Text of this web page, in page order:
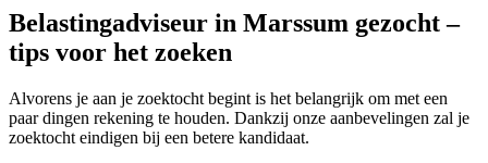
Belastingadviseur in Marssum gezocht –
tips voor het zoeken
Alvorens je aan je zoektocht begint is het belangrijk om met een
paar dingen rekening te houden. Dankzij onze aanbevelingen zal je
zoektocht eindigen bij een betere kandidaat.